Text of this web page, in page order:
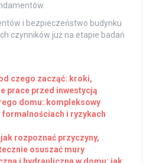
i bezpieczeństwo budynku
czynników już na etapie badań
czego zacząć: kroki,
prace przed inwestycją
domu: kompleksowy
i ryzykach
rozpoznać przyczyny,
osuszać mury